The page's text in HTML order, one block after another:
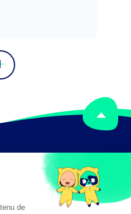
Mentions légales